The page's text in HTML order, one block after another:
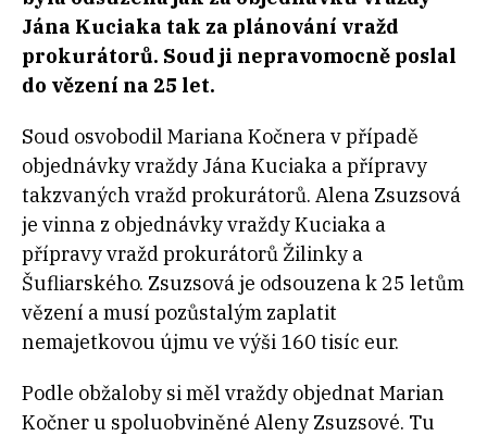
Jána Kuciaka tak za plánování vražd
prokurátorů. Soud ji nepravomocně poslal
do vězení na 25 let.
Soud osvobodil Mariana Kočnera v případě
objednávky vraždy Jána Kuciaka a přípravy
takzvaných vražd prokurátorů. Alena Zsuzsová
je vinna z objednávky vraždy Kuciaka a
přípravy vražd prokurátorů Žilinky a
Šufliarského. Zsuzsová je odsouzena k 25 letům
vězení a musí pozůstalým zaplatit
nemajetkovou újmu ve výši 160 tisíc eur.
Podle obžaloby si měl vraždy objednat Marian
Kočner u spoluobviněné Aleny Zsuzsové. Tu